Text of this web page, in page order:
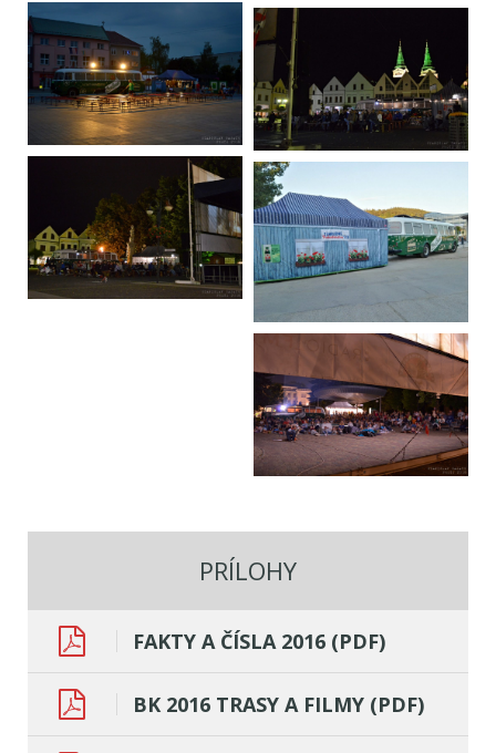
PRÍLOHY
FAKTY A ČÍSLA 2016 (PDF)
BK 2016 TRASY A FILMY (PDF)